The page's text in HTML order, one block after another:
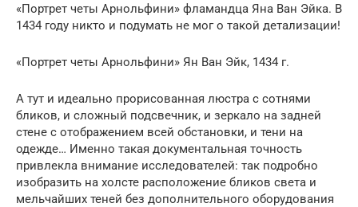
«Портрет четы Арнольфини» фламандца Яна Ван Эйка. В
1434 году никто и подумать не мог о такой детализации!
«Портрет четы Арнольфини» Ян Ван Эйк, 1434 г.
А тут и идеально прорисованная люстра с сотнями
бликов, и сложный подсвечник, и зеркало на задней
стене с отображением всей обстановки, и тени на
одежде… Именно такая документальная точность
привлекла внимание исследователей: так подробно
изобразить на холсте расположение бликов света и
мельчайших теней без дополнительного оборудования